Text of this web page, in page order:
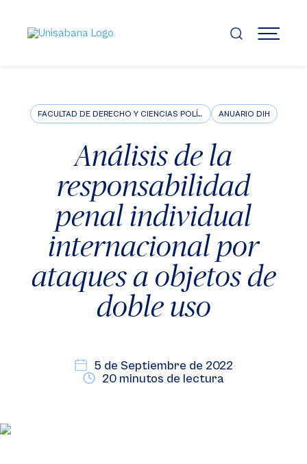
contenido
principal
MENÚ
FACULTAD DE DERECHO Y CIENCIAS POLÍTICAS ANUARIO DIH
Análisis de la
responsabilidad
penal individual
internacional por
ataques a objetos de
doble uso
5 de Septiembre de 2022
20 minutos de lectura